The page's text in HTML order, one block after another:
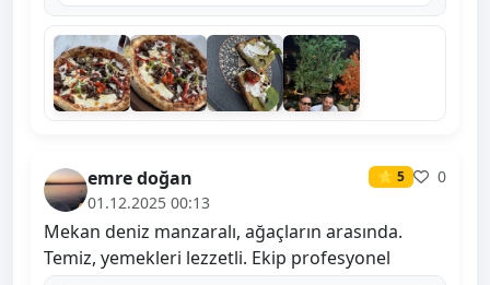
emre doğan ⭐ 5
0
01.12.2025 00:13
Mekan deniz manzaralı, ağaçların arasında.
Temiz, yemekleri lezzetli. Ekip profesyonel